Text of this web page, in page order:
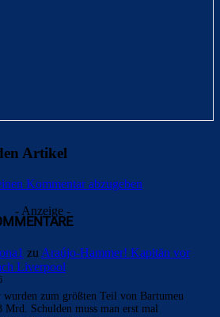
Artikel
Kommentar abzugeben